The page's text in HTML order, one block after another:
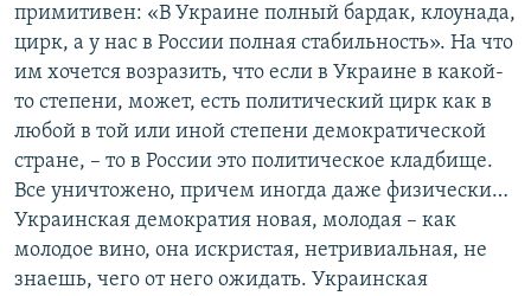
примитивен: «В Украине полный бардак, клоунада,
цирк, а у нас в России полная стабильность». На что
им хочется возразить, что если в Украине в какой-
то степени, может, есть политический цирк как в
любой в той или иной степени демократической
стране, – то в России это политическое кладбище.
Все уничтожено, причем иногда даже физически…
Украинская демократия новая, молодая – как
молодое вино, она искристая, нетривиальная, не
знаешь, чего от него ожидать. Украинская